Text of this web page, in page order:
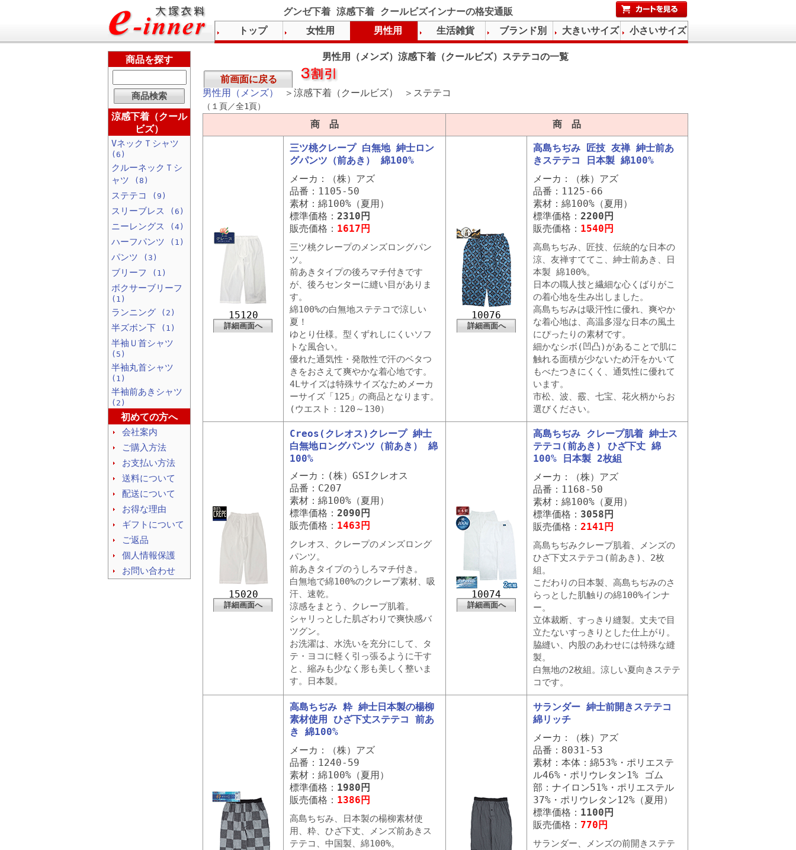
グンゼ下着 涼感下着 クールビズインナーの格安通販
男性用（メンズ）涼感下着（クールビズ）ステテコの一覧
前画面に戻る
男性用（メンズ）
＞涼感下着（クールビズ） ＞ステテコ
（１頁／全1頁）
商 品 商 品
15120
詳細画面へ
三ツ桃クレープ 白無地 紳士ロン
グパンツ（前あき） 綿100%
メーカ：（株）アズ
品番：1105-50
素材：綿100%（夏用）
標準価格： 2310円
販売価格： 1617円
三ツ桃クレープのメンズロングパン
ツ。
前あきタイプの後ろマチ付きです
が、後ろセンターに縫い目がありま
す。
綿100%の白無地ステテコで涼しい
夏！
ゆとり仕様。型くずれしにくいソフ
トな風合い。
優れた通気性・発散性で汗のベタつ
きをおさえて爽やかな着心地です。
4Lサイズは特殊サイズなためメーカ
ーサイズ「125」の商品となります。
(ウエスト：120～130）
10076
詳細画面へ
高島ちぢみ 匠技 友禅 紳士前あ
きステテコ 日本製 綿100%
メーカ：（株）アズ
品番：1125-66
素材：綿100%（夏用）
標準価格： 2200円
販売価格： 1540円
高島ちぢみ、匠技、伝統的な日本の
涼、友禅すててこ、紳士前あき、日
本製 綿100%。
日本の職人技と繊細な心くばりがこ
の着心地を生み出しました。
高島ちぢみは吸汗性に優れ、爽やか
な着心地は、高温多湿な日本の風土
にぴったりの素材です。
細かなシボ(凹凸)があることで肌に
触れる面積が少ないため汗をかいて
もべたつきにくく、通気性に優れて
います。
市松、波、霰、七宝、花火柄からお
選びください。
15020
詳細画面へ
Creos(クレオス)クレープ 紳士
白無地ロングパンツ（前あき） 綿
100%
メーカ：(株）GSIクレオス
品番：C207
素材：綿100%（夏用）
標準価格： 2090円
販売価格： 1463円
クレオス、クレープのメンズロング
パンツ。
前あきタイプのうしろマチ付き。
白無地で綿100%のクレープ素材、吸
汗、速乾。
涼感をまとう、クレープ肌着。
シャリっとした肌ざわりで爽快感バ
ツグン。
お洗濯は、水洗いを充分にして、タ
テ・ヨコに軽く引っ張るように干す
と、縮みも少なく形も美しく整いま
す。日本製。
10074
詳細画面へ
高島ちぢみ クレープ肌着 紳士ス
テテコ(前あき) ひざ下丈 綿
100% 日本製 2枚組
メーカ：（株）アズ
品番：1168-50
素材：綿100%（夏用）
標準価格： 3058円
販売価格： 2141円
高島ちぢみクレープ肌着、メンズの
ひざ下丈ステテコ(前あき)、2枚
組。
こだわりの日本製、高島ちぢみのさ
らっとした肌触りの綿100%インナ
ー。
立体裁断、すっきり縫製。丈夫で目
立たないすっきりとした仕上がり。
脇縫い、内股のあわせには特殊な縫
製。
白無地の2枚組。涼しい夏向きステテ
コです。
高島ちぢみ 粋 紳士日本製の楊柳
素材使用 ひざ下丈ステテコ 前あ
き 綿100%
メーカ：（株）アズ
品番：1240-59
素材：綿100%（夏用）
標準価格： 1980円
販売価格： 1386円
高島ちぢみ、日本製の楊柳素材使
用、粋、ひざ下丈、メンズ前あきス
テテコ、中国製、綿100%。
サランダー 紳士前開きステテコ
綿リッチ
メーカ：（株）アズ
品番：8031-53
素材：本体：綿53%・ポリエステ
ル46%・ポリウレタン1% ゴム
部：ナイロン51%・ポリエステル
37%・ポリウレタン12%（夏用）
標準価格： 1100円
販売価格： 770円
サランダー、メンズの前開きステテ
商品を探す
涼感下着（クール
ビズ）
VネックＴシャツ
(6)
クルーネックＴシ
ャツ
(8)
ステテコ (9)
スリーブレス (6)
ニーレングス (4)
ハーフパンツ (1)
パンツ (3)
ブリーフ (1)
ボクサーブリーフ
(1)
ランニング (2)
半ズボン下 (1)
半袖Ｕ首シャツ
(5)
半袖丸首シャツ
(1)
半袖前あきシャツ
(2)
初めての方へ
会社案内
ご購入方法
お支払い方法
送料について
配送について
お得な理由
ギフトについて
ご返品
個人情報保護
お問い合わせ
トップ 女性用 男性用 生活雑貨 ブランド別 大きいサイズ 小さいサイズ